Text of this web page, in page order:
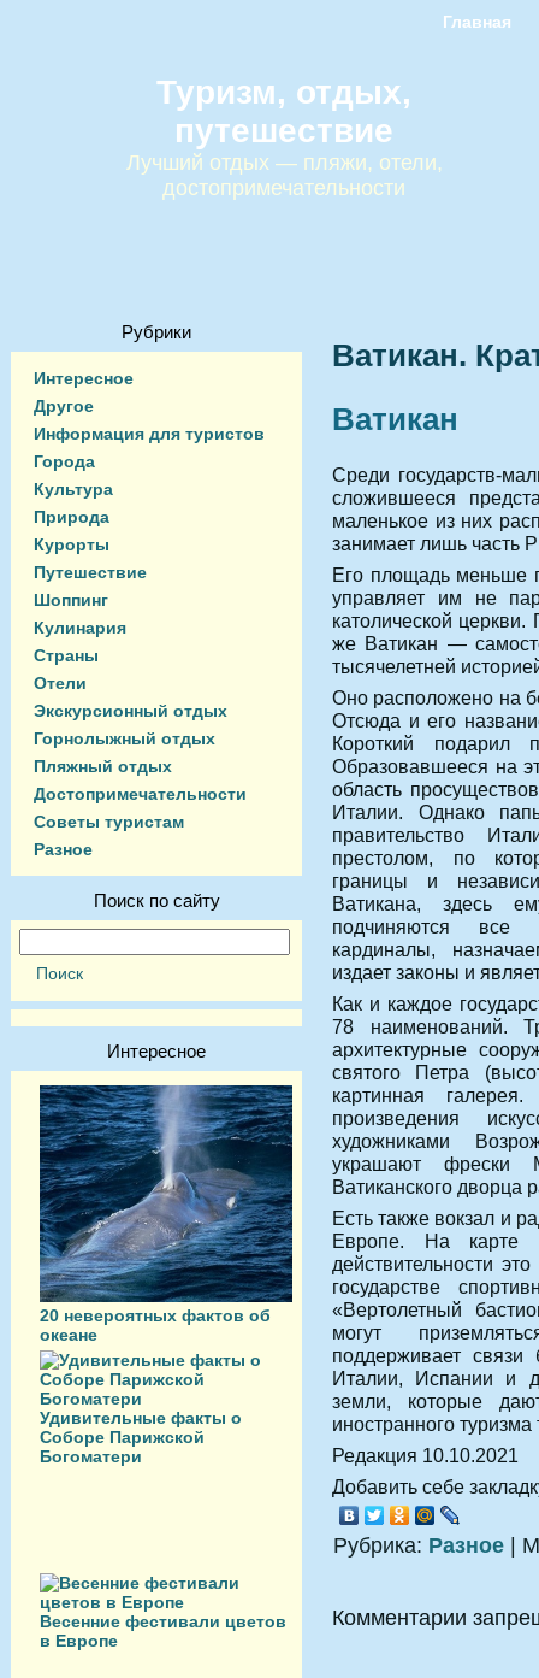
Главная
Туризм, отдых,
путешествие
Лучший отдых — пляжи, отели,
достопримечательности
Рубрики
Интересное
Другое
Информация для туристов
Города
Культура
Природа
Курорты
Путешествие
Шоппинг
Кулинария
Страны
Отели
Экскурсионный отдых
Горнолыжный отдых
Пляжный отдых
Достопримечательности
Советы туристам
Разное
Поиск по сайту
Интересное
20 невероятных фактов об
океане
Удивительные факты о
Соборе Парижской
Богоматери
Весенние фестивали цветов
в Европе
Ватикан.
Ватикан
Среди государств-
сложившееся
маленькое из них
занимает лишь часть
Его площадь меньше
управляет им не
католической
же Ватикан —
тысячелетней
Оно расположено на
Отсюда и его
Короткий подарил
Образовавшееся на
область
Италии. Однако
правительство
престолом, по
границы и
Ватикана, здесь
подчиняются все
кардиналы,
издает законы и
Как и каждое
78 наименований.
архитектурные
святого Петра
картинная
произведения
художниками
украшают фрески
Ватиканского
Есть также вокзал и
Европе. На карте
действительности
государстве
«Вертолетный
могут
поддерживает
Италии, Испании и
земли, которые
иностранного
Редакция 10.10.2021
Добавить себе
Рубрика: Разное |
Комментарии